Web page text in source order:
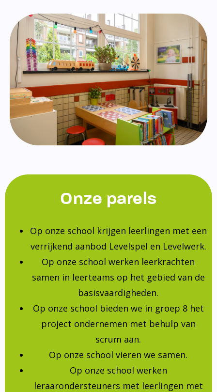
Onze parels
Op onze school krijgen leerlingen met een
verrijkend aanbod Levelspel en Levelwerk.
Op onze school werken leerkrachten
samen in leerteams op het gebied van de
basisvaardigheden.
Op onze school bieden we in groep 8 het
project ondernemen met behulp van
scrum aan.
Op onze school vieren we samen.
Op onze school werken
leraarondersteuners met leerlingen met